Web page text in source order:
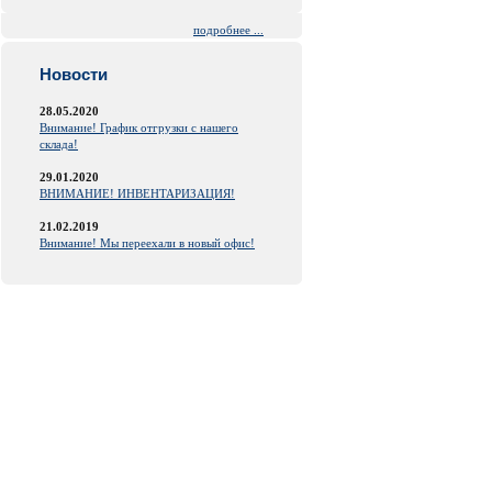
подробнее ...
Новости
28.05.2020
Внимание! График отгрузки с нашего
склада!
29.01.2020
ВНИМАНИЕ! ИНВЕНТАРИЗАЦИЯ!
21.02.2019
Внимание! Мы переехали в новый офис!